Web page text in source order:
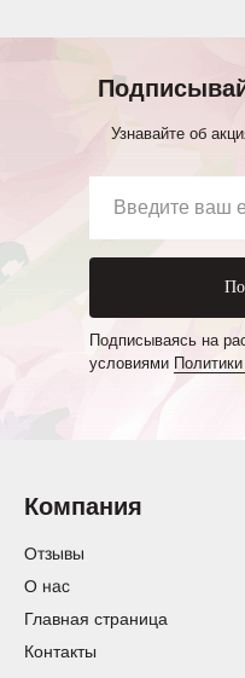
Узнавайте об
Подписываясь на
условиями
Компания
О нас
Главная страница
Контакты
Отзывы